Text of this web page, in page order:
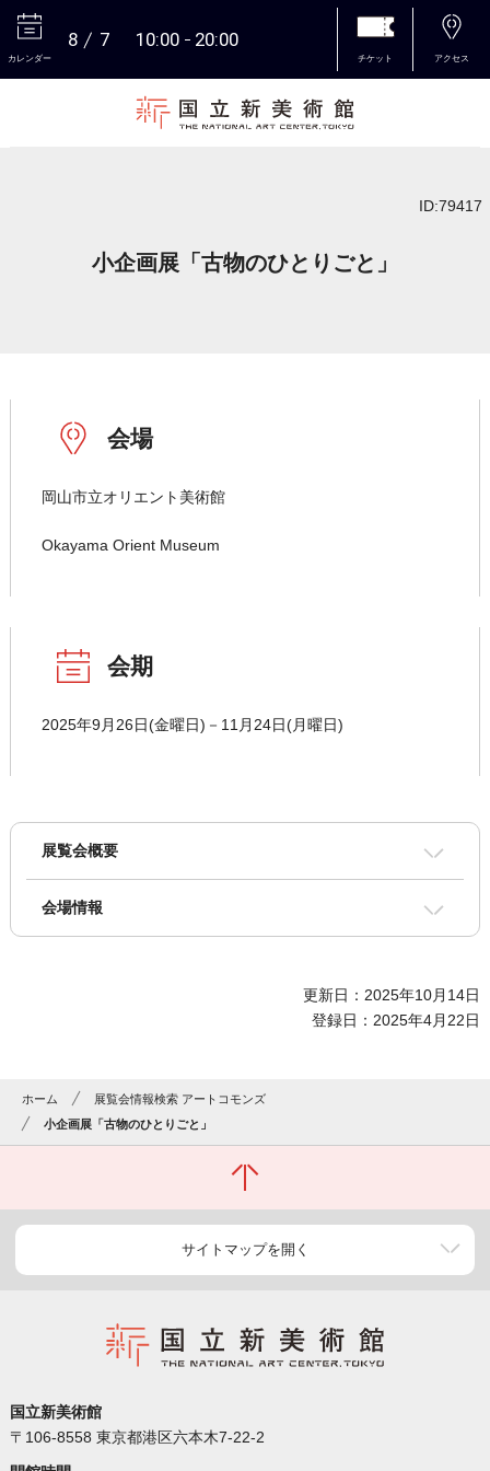
カレンダー
8 7 10:00 20:00
チケット アクセス
ID:79417
小企画展「古物のひとりごと」
会場
岡山市立オリエント美術館
Okayama Orient Museum
会期
2025年9月26日(金曜日)－11月24日(月曜日)
展覧会概要
会場情報
更新日：2025年10月14日
登録日：2025年4月22日
ホーム
展覧会情報検索 アートコモンズ
小企画展「古物のひとりごと」
サイトマップを開く
国立新美術館
〒106-8558 東京都港区六本木7-22-2